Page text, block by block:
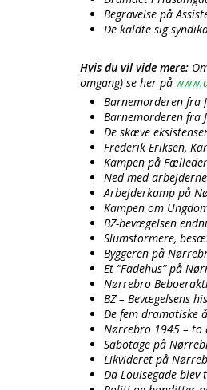
Begravelse på
De kaldte sig
Hvis du vil vide mere:
omgang) se her på
Barnemorderen fra
Barnemorderen fra
De skæve
Frederik Eriksen,
Kampen på
Ned med arbejderne
Arbejderkamp på
Kampen om
BZ-bevægelsen
Slumstormere,
Byggeren på
Et ”Fadehus” på
Nørrebro
BZ – Bevægelsens
De fem dramatiske
Nørrebro 1945 – to
Sabotage på
Likvideret på
Da Louisegade blev